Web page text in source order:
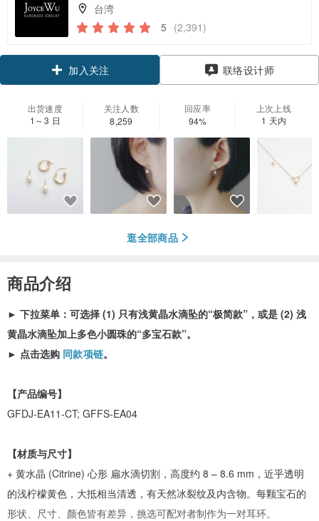
台湾
5 (2,391)
加入关注 联络设计师
出货速度
1～3 日
关注人数
8,259
回应率
94%
上次上线
1 天内
逛全部商品
商品介绍
► 下拉菜单：可选择 (1) 只有浅黄晶水滴坠的“极简款”，或是 (2) 浅
黄晶水滴坠加上多色小圆珠的“多宝石款”。
► 点击选购 同款项链。
【产品编号】
GFDJ-EA11-CT; GFFS-EA04
【材质与尺寸】
+ 黄水晶 (Citrine) 心形 扁水滴切割，高度约 8 – 8.6 mm，近乎透明
的浅柠檬黄色，大抵相当清透，有天然冰裂纹及内含物。每颗宝石的
形状、尺寸、颜色皆有差异，挑选可配对者制作为一对耳环。